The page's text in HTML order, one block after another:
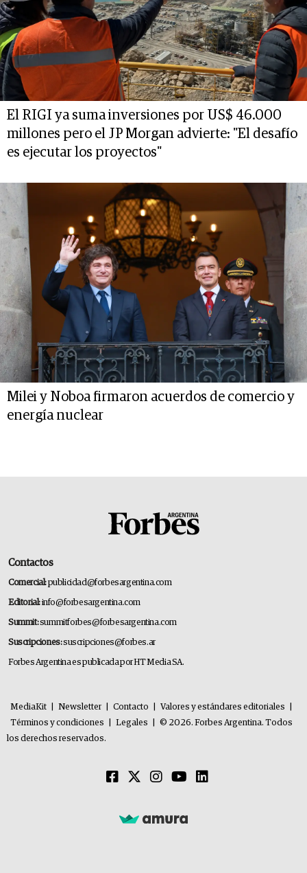
El RIGI ya suma inversiones por US$ 46.000
millones pero el JP Morgan advierte: "El desafío
es ejecutar los proyectos"
Milei y Noboa firmaron acuerdos de comercio y
energía nuclear
Contactos
Comercial:publicidad@forbesargentina.com
Editorial:info@forbesargentina.com
Summit:summitforbes@forbesargentina.com
Suscripciones:suscripciones@forbes.ar
Forbes Argentina es publicada por HT Media SA.
MediaKit Newsletter Contacto Valores y estándares editoriales
Términos y condiciones
Legales
© 2026. Forbes Argentina. Todos
los derechos reservados.